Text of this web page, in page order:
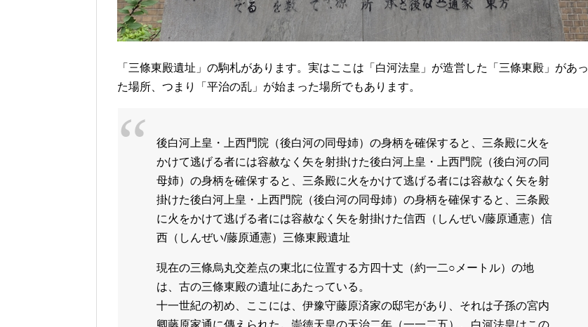
「三條東殿遺址」の駒札があります。実はここは「白河法皇」が造営した「三條東殿」があっ
た場所、つまり「平治の乱」が始まった場所でもあります。
後白河上皇・上西門院（後白河の同母姉）の身柄を確保すると、三条殿に火を
かけて逃げる者には容赦なく矢を射掛けた後白河上皇・上西門院（後白河の同
母姉）の身柄を確保すると、三条殿に火をかけて逃げる者には容赦なく矢を射
掛けた後白河上皇・上西門院（後白河の同母姉）の身柄を確保すると、三条殿
に火をかけて逃げる者には容赦なく矢を射掛けた信西（しんぜい/藤原通憲）信
西（しんぜい/藤原通憲）三條東殿遺址
現在の三條烏丸交差点の東北に位置する方四十丈（約一二○メートル）の地
は、古の三條東殿の遺址にあたっている。
十一世紀の初め、ここには、伊豫守藤原済家の邸宅があり、それは子孫の宮内